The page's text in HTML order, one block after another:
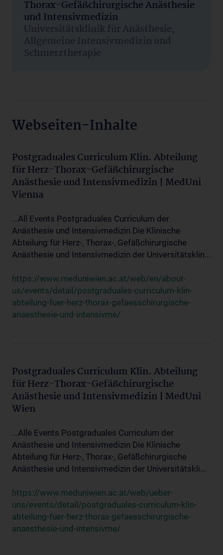
Thorax-Gefäßchirurgische Anästhesie
und Intensivmedizin
Universitätsklinik für Anästhesie,
Allgemeine Intensivmedizin und
Schmerztherapie
Webseiten-Inhalte
Postgraduales Curriculum Klin. Abteilung
für Herz-Thorax-Gefäßchirurgische
Anästhesie und Intensivmedizin | MedUni
Vienna
...All Events Postgraduales Curriculum der
Anästhesie und Intensivmedizin Die Klinische
Abteilung für Herz-, Thorax-, Gefäßchirurgische
Anästhesie und Intensivmedizin der Universitätsklin...
https://www.meduniwien.ac.at/web/en/about-
us/events/detail/postgraduales-curriculum-klin-
abteilung-fuer-herz-thorax-gefaesschirurgische-
anaesthesie-und-intensivme/
Postgraduales Curriculum Klin. Abteilung
für Herz-Thorax-Gefäßchirurgische
Anästhesie und Intensivmedizin | MedUni
Wien
...Alle Events Postgraduales Curriculum der
Anästhesie und Intensivmedizin Die Klinische
Abteilung für Herz-, Thorax-, Gefäßchirurgische
Anästhesie und Intensivmedizin der Universitätskli...
https://www.meduniwien.ac.at/web/ueber-
uns/events/detail/postgraduales-curriculum-klin-
abteilung-fuer-herz-thorax-gefaesschirurgische-
anaesthesie-und-intensivme/